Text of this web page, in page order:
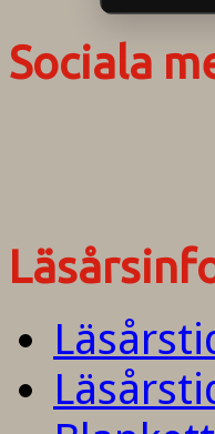
Sociala